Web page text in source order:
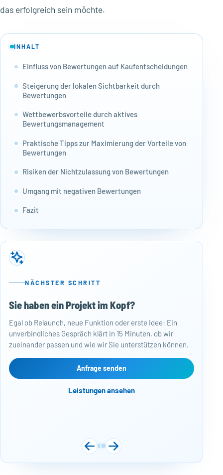
das erfolgreich sein möchte.
INHALT
Einfluss von Bewertungen auf Kaufentscheidungen
Steigerung der lokalen Sichtbarkeit durch
Bewertungen
Wettbewerbsvorteile durch aktives
Bewertungsmanagement
Praktische Tipps zur Maximierung der Vorteile von
Bewertungen
Risiken der Nichtzulassung von Bewertungen
Umgang mit negativen Bewertungen
Fazit
NÄCHSTER SCHRITT
Sie haben ein Projekt im Kopf?
Egal ob Relaunch, neue Funktion oder erste Idee: Ein
unverbindliches Gespräch klärt in 15 Minuten, ob wir
zueinander passen und wie wir Sie unterstützen können.
Anfrage senden
Leistungen ansehen